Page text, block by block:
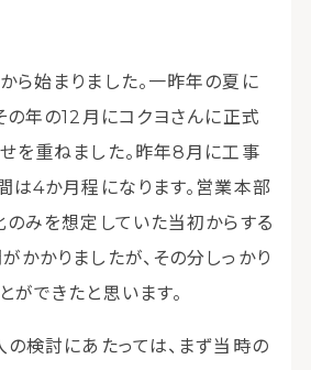
ら始まりました。一昨年の夏に
の年の12月にコクヨさんに正式
を重ねました。昨年8月に工事
は4か月程になります。営業本部
のみを想定していた当初からする
かかりましたが、その分しっかり
ができたと思います。
の検討にあたっては、まず当時の